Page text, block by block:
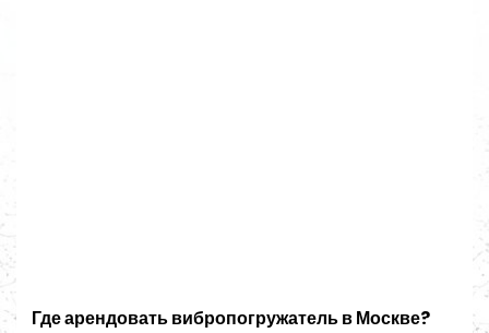
Где арендовать вибропогружатель в Москве?